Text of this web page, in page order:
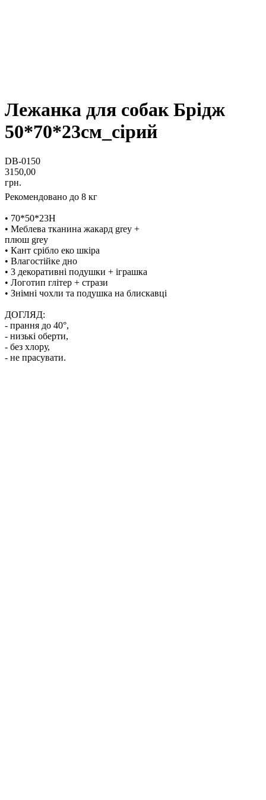
Лежанка для собак Брідж
50*70*23см_сірий
DB-0150
3150,00
грн.
Рекомендовано до 8 кг
• 70*50*23H
• Меблева тканина жакард grey +
плюш grey
• Кант срібло еко шкіра
• Влагостійке дно
• 3 декоративні подушки + іграшка
• Логотип глітер + стрази
• Знімні чохли та подушка на блискавці
ДОГЛЯД:
- прання до 40°,
- низькі обeрти,
- без хлору,
- не прасувати.